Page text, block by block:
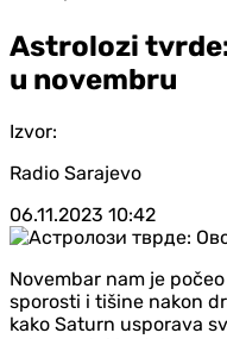
Astrolozi
u novembru
Izvor:
Radio Sarajevo
06.11.2023 10:42
Novembar nam je
sporosti i tišine nakon
kako Saturn usporava